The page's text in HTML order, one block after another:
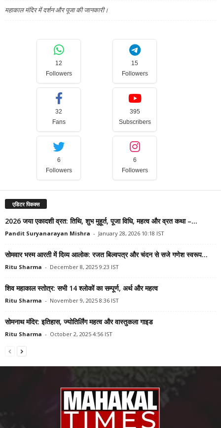
महाकाल मंदिर में दर्शन और पूजा की जानकारी।
12
Followers
15
Followers
32
Fans
395
Subscribers
6
Followers
6
Followers
एडिटर पिकक्स
2026 जया एकादशी व्रत: तिथि, शुभ मुहूर्त, पूजा विधि, महत्व और व्रत कथा –...
Pandit Suryanarayan Mishra - January 28, 2026 10:18 IST
सोमवार भस्म आरती में दिव्य आलोक: रजत बिल्वपत्र और चंदन से सजे गणेश स्वरूप...
Ritu Sharma - December 8, 2025 9:23 IST
शिव महाकाल स्तोत्र: सभी 14 श्लोकों का सम्पूर्ण, अर्थ और महत्व
Ritu Sharma - November 9, 2025 8:36 IST
सोमनाथ मंदिर: इतिहास, ज्योतिर्लिंग महत्व और वास्तुकला गाइड
Ritu Sharma - October 2, 2025 4:56 IST